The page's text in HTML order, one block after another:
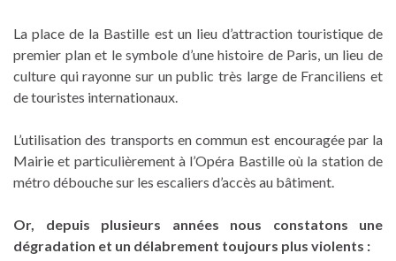
La place de la Bastille est un lieu d’attraction touristique de
premier plan et le symbole d’une histoire de Paris, un lieu de
culture qui rayonne sur un public très large de Franciliens et
de touristes internationaux.
L’utilisation des transports en commun est encouragée par la
Mairie et particulièrement à l’Opéra Bastille où la station de
métro débouche sur les escaliers d’accès au bâtiment.
Or, depuis plusieurs années nous constatons une
dégradation et un délabrement toujours plus violents :